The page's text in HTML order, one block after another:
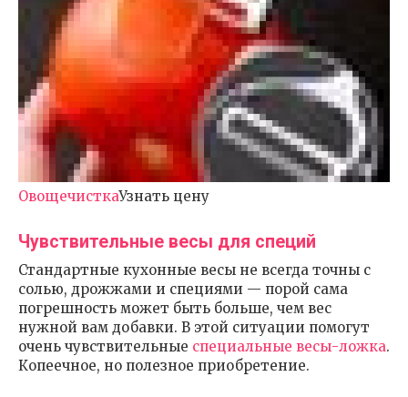
ОвощечисткаУзнать цену
Чувствительные весы для специй
Стандартные кухонные весы не всегда точны с
солью, дрожжами и специями — порой сама
погрешность может быть больше, чем вес
нужной вам добавки. В этой ситуации помогут
очень чувствительные специальные весы-ложка.
Копеечное, но полезное приобретение.